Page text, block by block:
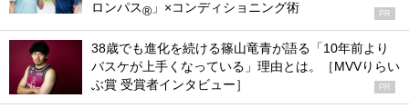
ロンパス® 」×コンディショニング術 PR
38歳でも進化を続ける篠山竜青が語る「10年前より
バスケが上手くなっている」理由とは。［MVVりらい
ぶ賞 受賞者インタビュー］
PR